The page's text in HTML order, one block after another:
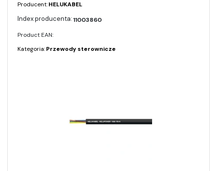
Producent:HELUKABEL
11003860
Product EAN:
Kategoria:Przewody sterownicze